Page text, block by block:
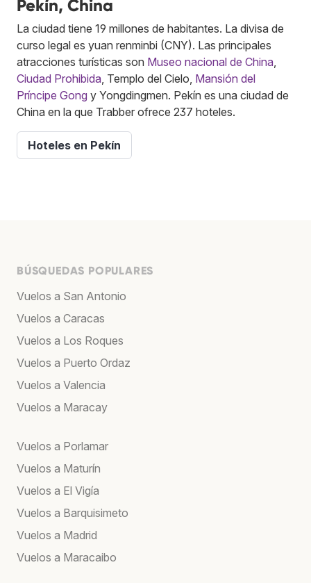
Pekín, China
La ciudad tiene 19 millones de habitantes. La divisa de
curso legal es yuan renminbi (CNY). Las principales
atracciones turísticas son Museo nacional de China
Ciudad Prohibida , Templo del Cielo, Mansión del
Príncipe Gong y Yongdingmen. Pekín es una ciudad de
China en la que Trabber ofrece 237 hoteles.
Hoteles en Pekín
BÚSQUEDAS POPULARES
Vuelos a San Antonio
Vuelos a Caracas
Vuelos a Los Roques
Vuelos a Puerto Ordaz
Vuelos a Valencia
Vuelos a Maracay
Vuelos a Porlamar
Vuelos a Maturín
Vuelos a El Vigía
Vuelos a Barquisimeto
Vuelos a Madrid
Vuelos a Maracaibo